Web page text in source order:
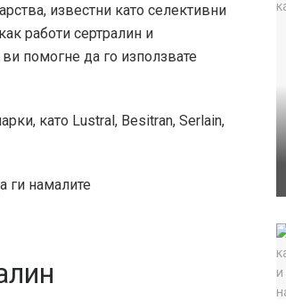
известни като селективни
работи сертралин и
помогне да го използвате
като Lustral, Besitran, Serlain,